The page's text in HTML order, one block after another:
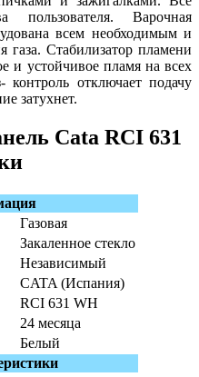
пользователя. Варочная
всем необходимым и
газа. Стабилизатор пламени
и устойчивое пламя на всех
отключает подачу
затухнет.
Cata RCI 631
Газовая
Закаленное стекло
Независимый
CATA (Испания)
RCI 631 WH
24 месяца
Белый